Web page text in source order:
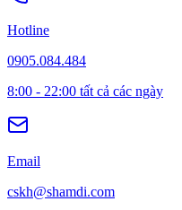
Hotline
0905.084.484
8:00 - 22:00 tất cả các ngày
Email
cskh@shamdi.com